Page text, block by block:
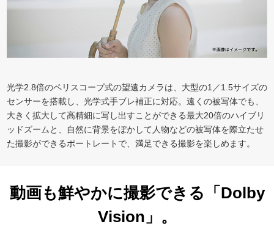
光学2.8倍のペリスコープ式の望遠カメラは、大型の1／1.5サイズの
センサーを搭載し、光学式手ブレ補正に対応。遠くの被写体でも、
大きく拡大して高精細に写し出すことができる最大20倍のハイブリ
ッドズームと、自然に背景をぼかして人物などの被写体を際立たせ
た撮影ができるポートレートで、満足できる撮影を楽しめます。
動画も鮮やかに撮影できる「Dolby
Vision」。